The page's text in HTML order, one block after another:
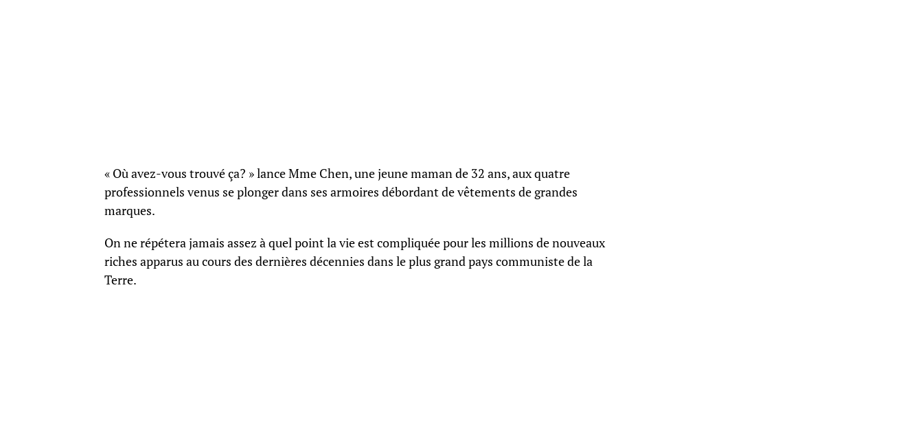
« Où avez-vous trouvé ça? » lance Mme Chen, une jeune maman de 32 ans, aux quatre
professionnels venus se plonger dans ses armoires débordant de vêtements de grandes
marques.
On ne répétera jamais assez à quel point la vie est compliquée pour les millions de nouveaux
riches apparus au cours des dernières décennies dans le plus grand pays communiste de la
Terre.